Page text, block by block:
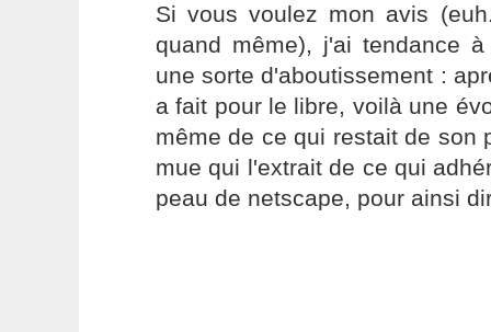
Si vous voulez mon avis
quand même), j'ai tendance
une sorte d'aboutissement :
a fait pour le libre, voilà une
même de ce qui restait de son
mue qui l'extrait de ce qui
peau de netscape, pour ainsi